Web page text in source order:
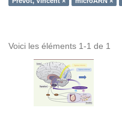
Voici les éléments 1-1 de 1